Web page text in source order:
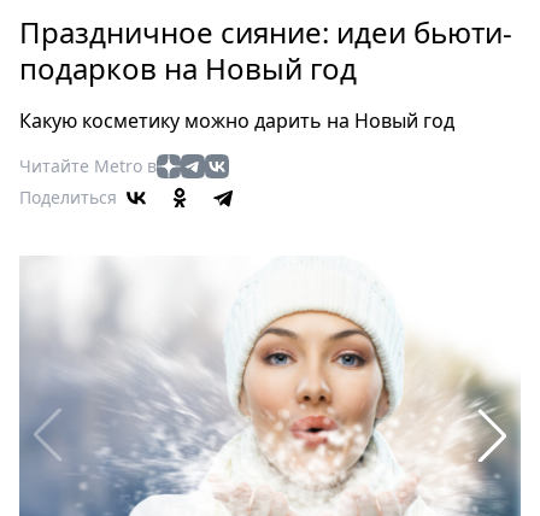
Россия
Мир
Еда
Туризм
Мода
Кино
Книги
Выставки
Пресс-
релизы
О
Metro
Праздничное сияние: идеи бьюти-
подарков на Новый год
Какую косметику можно дарить на Новый год
Читайте Metro в
Поделиться